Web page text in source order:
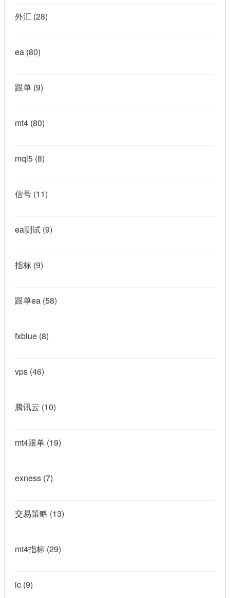
外汇 (28)
ea (80)
跟单 (9)
mt4 (80)
mql5 (8)
信号 (11)
ea测试 (9)
指标 (9)
跟单ea (58)
fxblue (8)
vps (46)
腾讯云 (10)
mt4跟单 (19)
exness (7)
交易策略 (13)
mt4指标 (29)
ic (9)